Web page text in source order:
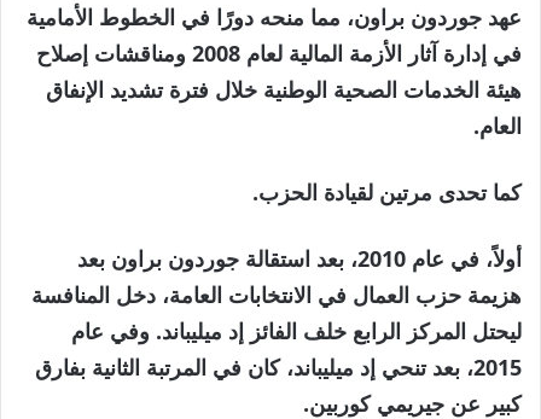
عهد جوردون براون، مما منحه دورًا في الخطوط الأمامية
في إدارة آثار الأزمة المالية لعام 2008 ومناقشات إصلاح
هيئة الخدمات الصحية الوطنية خلال فترة تشديد الإنفاق
العام.
كما تحدى مرتين لقيادة الحزب.
أولاً، في عام 2010، بعد استقالة جوردون براون بعد
هزيمة حزب العمال في الانتخابات العامة، دخل المنافسة
ليحتل المركز الرابع خلف الفائز إد ميليباند. وفي عام
2015، بعد تنحي إد ميليباند، كان في المرتبة الثانية بفارق
كبير عن جيريمي كوربين.